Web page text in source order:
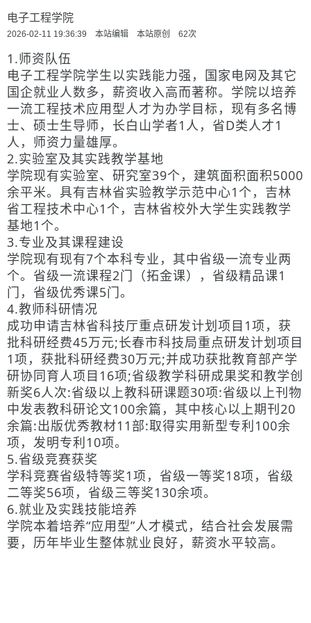
电子工程学院
2026-02-11 19:36:39 本站编辑 本站原创 62次
1.师资队伍
电子工程学院学生以实践能力强，国家电网及其它
国企就业人数多，薪资收入高而著称。学院以培养
一流工程技术应用型人才为办学目标，现有多名博
士、硕士生导师，长白山学者1人，省D类人才1
人，师资力量雄厚。
2.实验室及其实践教学基地
学院现有实验室、研究室39个，建筑面积面积5000
余平米。具有吉林省实验教学示范中心1个，吉林
省工程技术中心1个，吉林省校外大学生实践教学
基地1个。
3.专业及其课程建设
学院现有现有7个本科专业，其中省级一流专业两
个。省级一流课程2门（拓金课），省级精品课1
门，省级优秀课5门。
4.教师科研情况
成功申请吉林省科技厅重点研发计划项目1项，获
批科研经费45万元;长春市科技局重点研发计划项目
1项，获批科研经费30万元;并成功获批教育部产学
研协同育人项目16项;省级教学科研成果奖和教学创
新奖6人次:省级以上教科研课题30项:省级以上刊物
中发表教科研论文100余篇，其中核心以上期刊20
余篇:出版优秀教材11部:取得实用新型专利100余
项，发明专利10项。
5.省级竞赛获奖
学科竞赛省级特等奖1项，省级一等奖18项，省级
二等奖56项， 省级三等奖130余项。
6.就业及实践技能培养
学院本着培养“应用型”人才模式，结合社会发展需
要，历年毕业生整体就业良好，薪资水平较高。